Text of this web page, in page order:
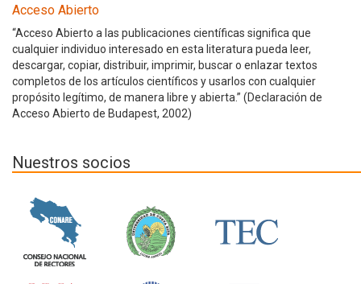
Acceso Abierto
“Acceso Abierto a las publicaciones científicas significa que
cualquier individuo interesado en esta literatura pueda leer,
descargar, copiar, distribuir, imprimir, buscar o enlazar textos
completos de los artículos científicos y usarlos con cualquier
propósito legítimo, de manera libre y abierta.” (Declaración de
Acceso Abierto de Budapest, 2002)
Nuestros socios